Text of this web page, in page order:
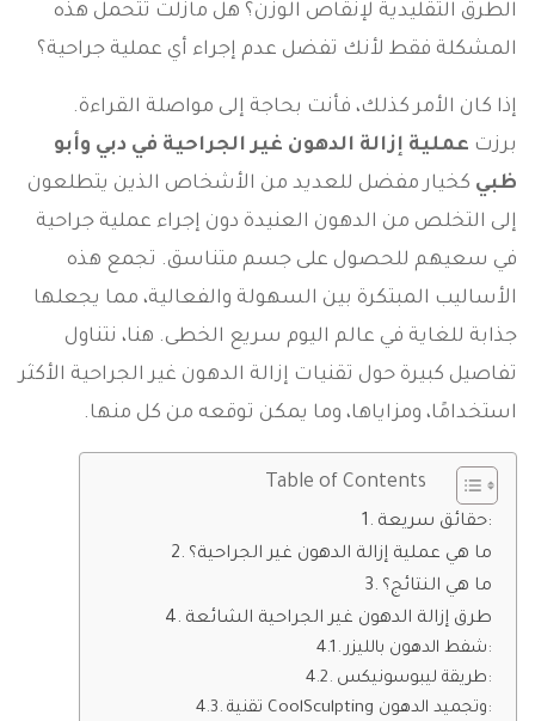
الطرق التقليدية لإنقاص الوزن؟ هل مازلت تتحمل هذه
المشكلة فقط لأنك تفضل عدم إجراء أي عملية جراحية؟
إذا كان الأمر كذلك، فأنت بحاجة إلى مواصلة القراءة.
برزت عملية إزالة الدهون غير الجراحية في دبي وأبو
ظبي كخيار مفضل للعديد من الأشخاص الذين يتطلعون
إلى التخلص من الدهون العنيدة دون إجراء عملية جراحية
في سعيهم للحصول على جسم متناسق. تجمع هذه
الأساليب المبتكرة بين السهولة والفعالية، مما يجعلها
جذابة للغاية في عالم اليوم سريع الخطى. هنا، نتناول
تفاصيل كبيرة حول تقنيات إزالة الدهون غير الجراحية الأكثر
استخدامًا، ومزاياها، وما يمكن توقعه من كل منها.
Table of Contents
حقائق سريعة:
ما هي عملية إزالة الدهون غير الجراحية؟
ما هي النتائج؟
طرق إزالة الدهون غير الجراحية الشائعة
شفط الدهون بالليزر:
طريقة ليبوسونيكس:
تقنية CoolSculpting وتجميد الدهون: